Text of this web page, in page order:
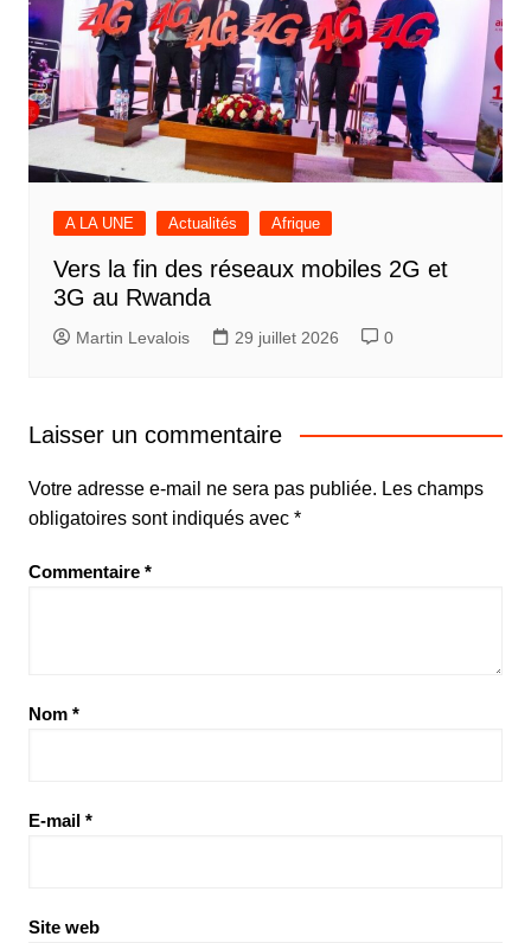
A LA UNE Actualités Afrique
Vers la fin des réseaux mobiles 2G et
3G au Rwanda
Martin Levalois 29 juillet 2026 0
Laisser un commentaire
Votre adresse e-mail ne sera pas publiée. Les champs
obligatoires sont indiqués avec *
Commentaire *
Nom *
E-mail *
Site web